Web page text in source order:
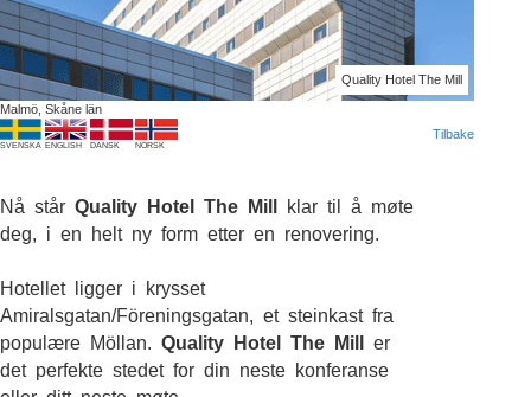
Quality Hotel The Mill
Malmö, Skåne län
SVENSKA ENGLISH DANSK NORSK
Tilbake
Nå står Quality Hotel The Mill
klar til å møte
deg, i en helt ny form etter en renovering.
Hotellet ligger i krysset
Amiralsgatan/Föreningsgatan, et steinkast fra
populære Möllan. Quality Hotel The Mill
er
det perfekte stedet for din neste konferanse